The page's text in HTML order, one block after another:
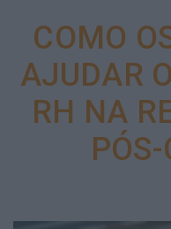
COMO
AJUDAR
RH NA